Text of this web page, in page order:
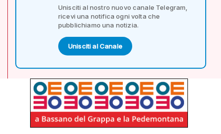
Unisciti al nostro nuovo canale Telegram,
ricevi una notifica ogni volta che
pubblichiamo una notizia.
Unisciti al Canale